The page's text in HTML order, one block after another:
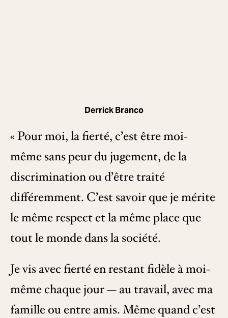
Derrick Branco
« Pour moi, la fierté, c’est être moi-
même sans peur du jugement, de la
discrimination ou d’être traité
différemment. C’est savoir que je mérite
le même respect et la même place que
tout le monde dans la société.
Je vis avec fierté en restant fidèle à moi-
même chaque jour — au travail, avec ma
famille ou entre amis. Même quand c’est